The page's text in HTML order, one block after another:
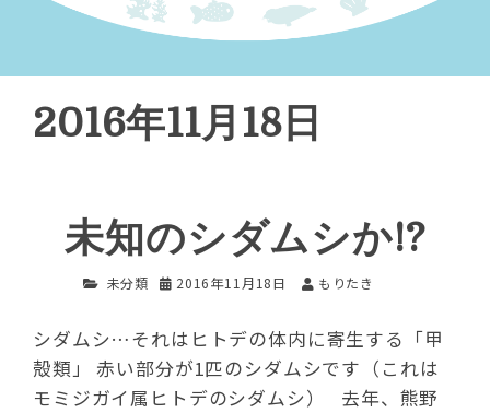
2016年11月18日
未知のシダムシか!?
未分類 2016年11月18日 もりたき
シダムシ…それはヒトデの体内に寄生する「甲
殻類」 赤い部分が1匹のシダムシです（これは
モミジガイ属ヒトデのシダムシ） 去年、熊野